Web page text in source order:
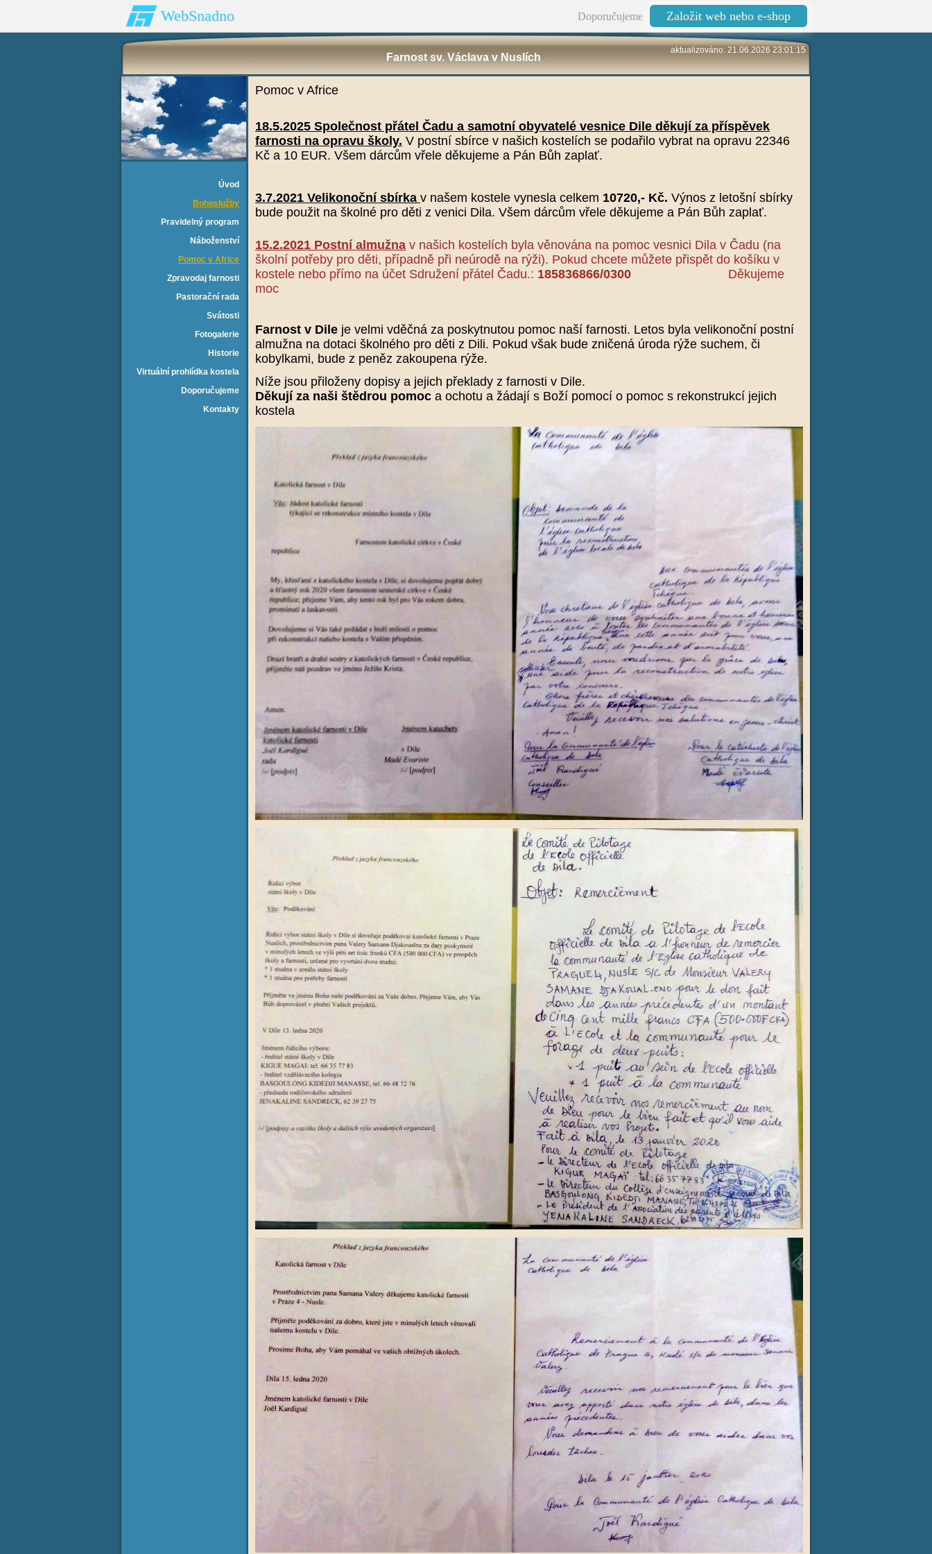
WebSnadno Doporučujeme Založit web nebo e-shop
aktualizováno: 21.06.2026 23:01:15
Farnost sv. Václava v Nuslích
Úvod
Bohoslužby
Pravidelný program
Náboženství
Pomoc v Africe
Zpravodaj farnosti
Pastorační rada
Svátosti
Fotogalerie
Historie
Virtuální prohlídka kostela
Doporučujeme
Kontakty
Pomoc v Africe
​18.5.2025 Společnost přátel Čadu a samotní obyvatelé vesnice Dile děkují za příspěvek
farnosti na opravu školy. V postní sbírce v našich kostelích se podařilo vybrat na opravu 22346
Kč a 10 EUR. Všem dárcům vřele děkujeme a Pán Bůh zaplať.
3.7.2021 Velikonoční sbírka v našem kostele vynesla celkem 10720,- Kč. Výnos z letošní sbírky
bude použit na školné pro děti z venici Dila. Všem dárcům vřele děkujeme a Pán Bůh zaplať.
15.2.2021 Postní almužna v našich kostelích byla věnována na pomoc vesnici Dila v Čadu (na
školní potřeby pro děti, případně při neúrodě na rýži). Pokud chcete můžete přispět do košíku v
kostele nebo přímo na účet Sdružení přátel Čadu.: 185836866/0300 Děkujeme
moc
Farnost v Dile je velmi vděčná za poskytnutou pomoc naší farnosti. Letos byla velikonoční postní
almužna na dotaci školného pro děti z Dili. Pokud však bude zničená úroda rýže suchem, či
kobylkami, bude z peněz zakoupena rýže.
Níže jsou přiloženy dopisy a jejich překlady z farnosti v Dile.
Děkují za naši štědrou pomoc a ochotu a žádají s Boží pomocí o pomoc s rekonstrukcí jejich
kostela